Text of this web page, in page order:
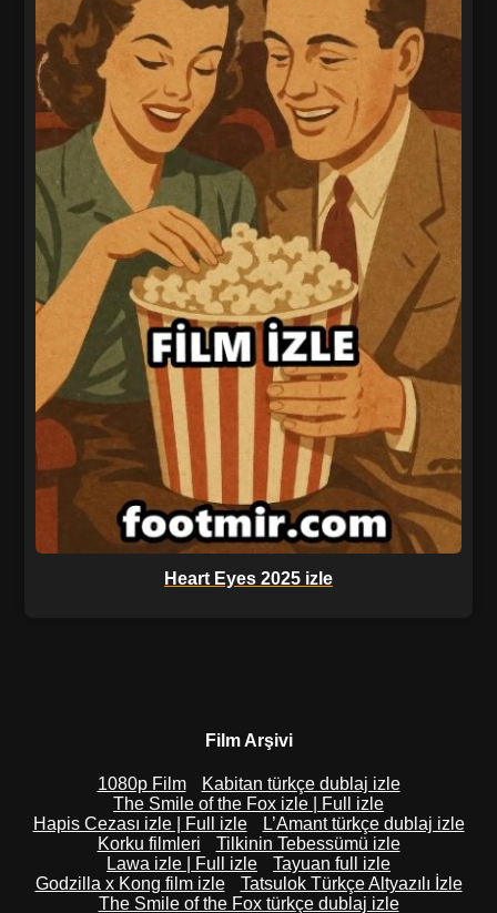
Heart Eyes 2025 izle
Film Arşivi
1080p Film
Kabitan türkçe dublaj izle
The Smile of the Fox izle | Full izle
Hapis Cezası izle | Full izle
L’Amant türkçe dublaj izle
Korku filmleri
Tilkinin Tebessümü izle
Lawa izle | Full izle
Tayuan full izle
Godzilla x Kong film izle
Tatsulok Türkçe Altyazılı İzle
The Smile of the Fox türkçe dublaj izle